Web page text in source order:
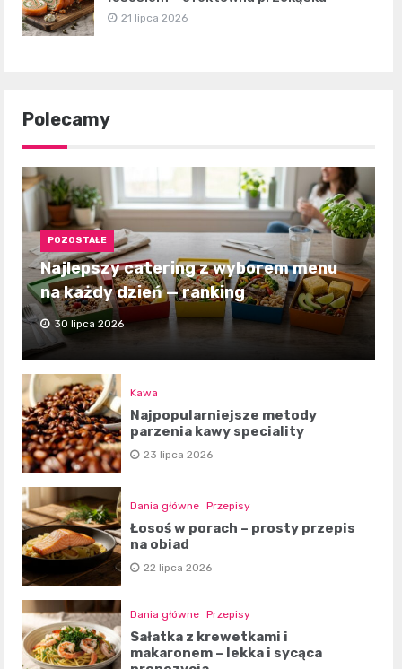
21 lipca 2026
Polecamy
POZOSTAŁE
Najlepszy catering z wyborem menu
na każdy dzień — ranking
30 lipca 2026
Kawa
Najpopularniejsze metody
parzenia kawy speciality
23 lipca 2026
Dania główne Przepisy
Łosoś w porach – prosty przepis
na obiad
22 lipca 2026
Dania główne Przepisy
Sałatka z krewetkami i
makaronem – lekka i sycąca